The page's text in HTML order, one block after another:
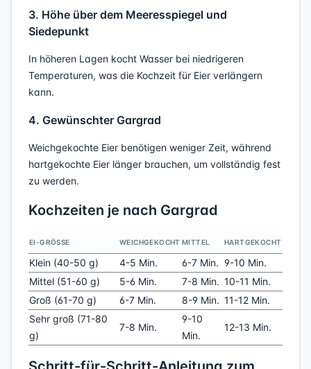
3. Höhe über dem Meeresspiegel und
Siedepunkt
In höheren Lagen kocht Wasser bei niedrigeren
Temperaturen, was die Kochzeit für Eier verlängern
kann.
4. Gewünschter Gargrad
Weichgekochte Eier benötigen weniger Zeit, während
hartgekochte Eier länger brauchen, um vollständig fest
zu werden.
Kochzeiten je nach Gargrad
EI-GRÖSSE WEICHGEKOCHT MITTEL HARTGEKOCHT
Klein (40-50 g) 4-5 Min. 6-7 Min. 9-10 Min.
Mittel (51-60 g)
5-6 Min. 7-8 Min. 10-11 Min.
Groß (61-70 g)
6-7 Min. 8-9 Min. 11-12 Min.
Sehr groß (71-80
g)
7-8 Min.
9-10
Min.
12-13 Min.